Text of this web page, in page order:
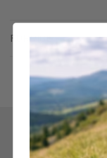
FORRIGE
4.5